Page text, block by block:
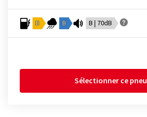
D B B | 70dB
Sélectionner ce pneu